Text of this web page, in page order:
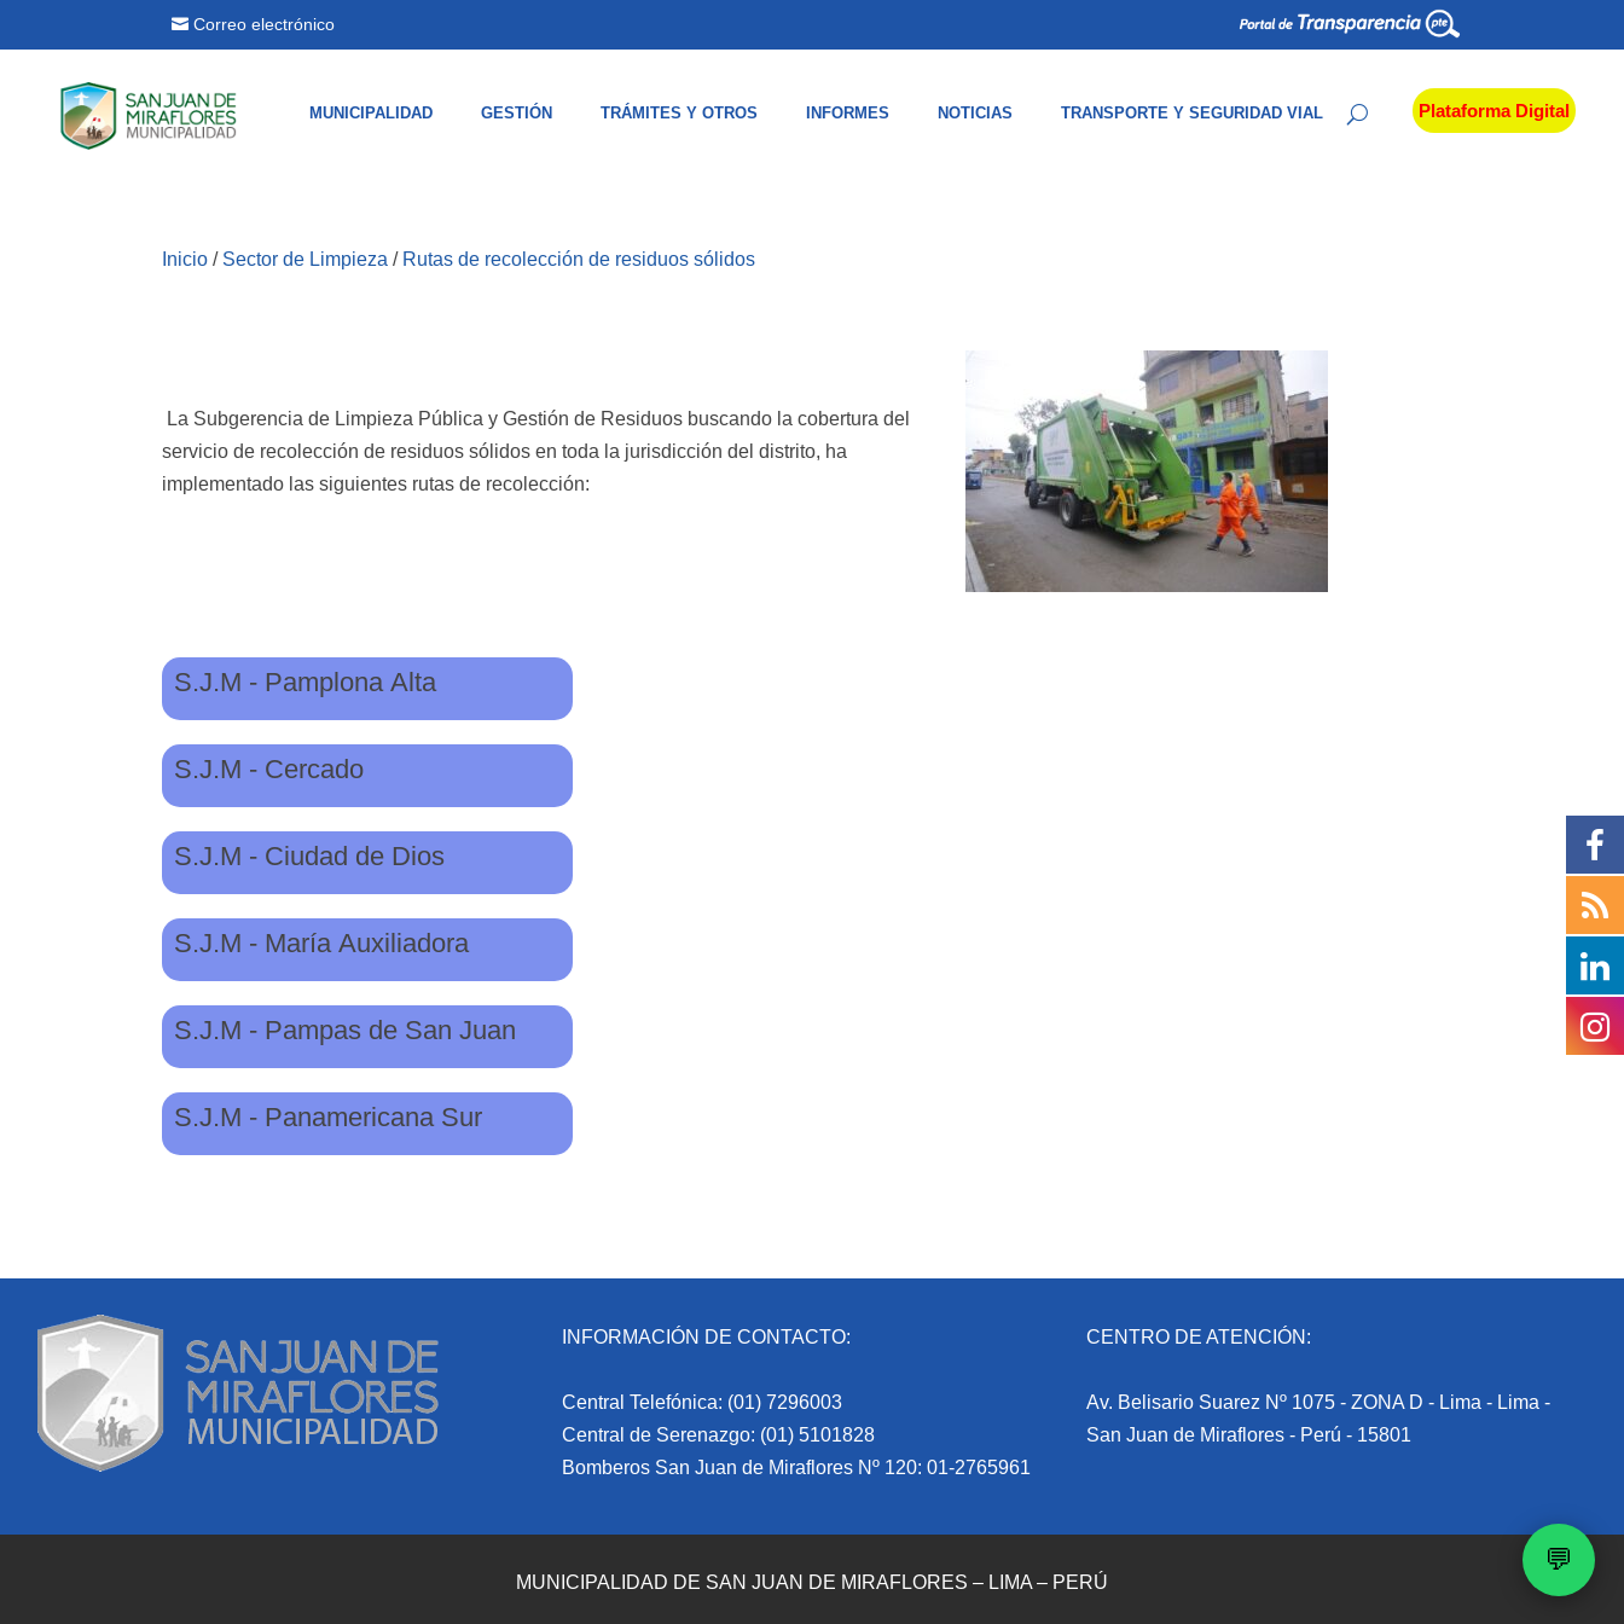
Correo electrónico
MUNICIPALIDAD GESTIÓN TRÁMITES Y OTROS INFORMES NOTICIAS TRANSPORTE Y SEGURIDAD VIAL Plataforma Digital
Inicio / Sector de Limpieza / Rutas de recolección de residuos sólidos
La Subgerencia de Limpieza Pública y Gestión de Residuos buscando la cobertura del
servicio de recolección de residuos sólidos en toda la jurisdicción del distrito, ha
implementado las siguientes rutas de recolección:
S.J.M - Pamplona Alta
S.J.M - Cercado
S.J.M - Ciudad de Dios
S.J.M - María Auxiliadora
S.J.M - Pampas de San Juan
S.J.M - Panamericana Sur
INFORMACIÓN DE CONTACTO:
Central Telefónica: (01) 7296003
Central de Serenazgo: (01) 5101828
Bomberos San Juan de Miraflores Nº 120: 01-2765961
CENTRO DE ATENCIÓN:
Av. Belisario Suarez Nº 1075 - ZONA D - Lima - Lima -
San Juan de Miraflores - Perú - 15801
MUNICIPALIDAD DE SAN JUAN DE MIRAFLORES – LIMA – PERÚ
💬